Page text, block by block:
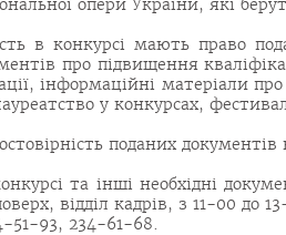
опери України, які
в конкурсі мають право
про підвищення
інформаційні матеріали
у конкурсах,
поданих
та інші необхідні
відділ кадрів, з 11-00 до
51-93, 234-61-68.